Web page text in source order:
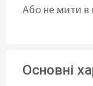
Або не мити в
Основні